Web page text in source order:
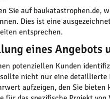
Sie auf baukatastrophen.de,
Dies ist eine
entsprechen.
eines
potenziellen Kunden
nicht nur eine detaillierte
aufzeigen, den Sie